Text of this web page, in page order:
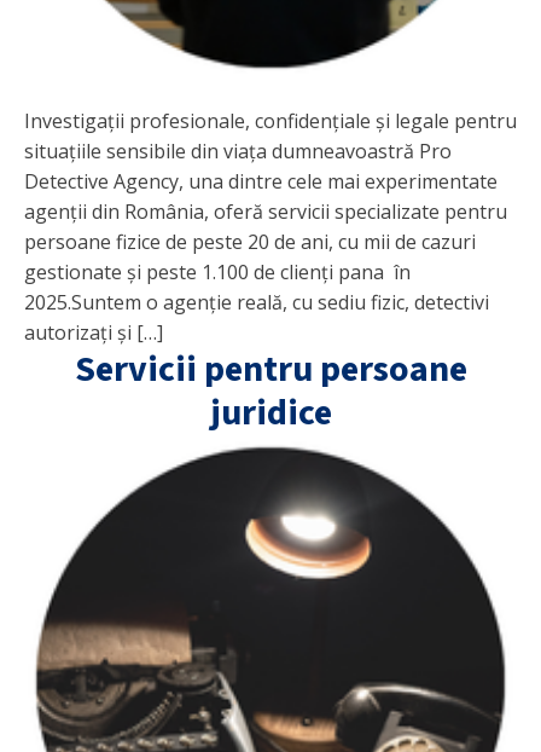
Investigații profesionale, confidențiale și legale pentru
situațiile sensibile din viața dumneavoastră Pro
Detective Agency, una dintre cele mai experimentate
agenții din România, oferă servicii specializate pentru
persoane fizice de peste 20 de ani, cu mii de cazuri
gestionate și peste 1.100 de clienți pana în
2025.Suntem o agenție reală, cu sediu fizic, detectivi
autorizați și […]
Servicii pentru persoane
juridice